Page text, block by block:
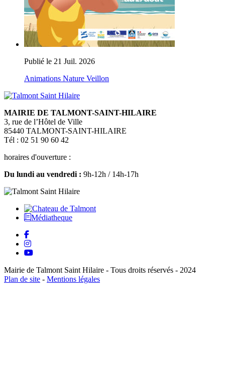
Publié le 21 Juil. 2026
Animations Nature Veillon
MAIRIE DE TALMONT-SAINT-HILAIRE
3, rue de l’Hôtel de Ville
85440 TALMONT-SAINT-HILAIRE
Tél : 02 51 90 60 42
horaires d'ouverture :
Du lundi au vendredi : 9h-12h / 14h-17h
Médiatheque
Mairie de Talmont Saint Hilaire - Tous droits réservés - 2024
Plan de site - Mentions légales